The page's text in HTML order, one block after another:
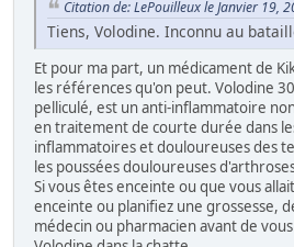
Citation de: LePouilleux le Janvier 19,
Tiens, Volodine. Inconnu au
Et pour ma part, un médicament de
les références qu'on peut. Volodine
pelliculé, est un anti-inflammatoire
en traitement de courte durée dans
inflammatoires et douloureuses des
les poussées douloureuses
Si vous êtes enceinte ou que vous
enceinte ou planifiez une grossesse,
médecin ou pharmacien avant de